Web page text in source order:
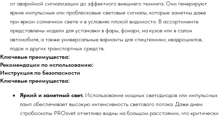
от аварийной сигнализации до эффектного внешнего тюнинга. Они генерируют
яркие импульсные или проблесковые световые сигналы, которые заметны даже
при ярком солнечном свете и в условиях плохой видимости. В ассортименте
представлены модели для установки в фары, фонари, на кузов или в салон
автомобиля, а также универсальные варианты для спецтехники, квадроциклов,
лодок и других транспортных средств.
Ключевые преимущества:
Рекомендации по использованию:
Инструкция по безопасности
Ключевые преимущества:
Яркий и заметный свет. Использование мощных светодиодов или импульсных
ламп обеспечивает высокую интенсивность светового потока. Даже днем
стробоскопы PROsvet отчетливо видны на большом расстоянии, что критически